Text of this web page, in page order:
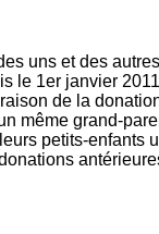
uns et des
le 1er janvier
de la
même grand-
petits-enfants